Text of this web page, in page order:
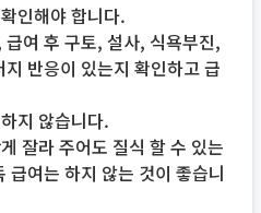
인해야 합니다.
여 후 구토, 설사, 식욕부진,
반응이 있는지 확인하고 급
지 않습니다.
잘라 주어도 질식 할 수 있는
급여는 하지 않는 것이 좋습니